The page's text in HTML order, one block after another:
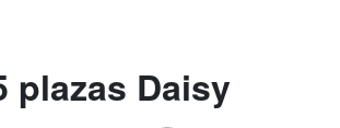
plazas Daisy